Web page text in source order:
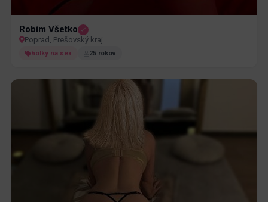
Robím Všetko
Poprad, Prešovský kraj
holky na sex 25 rokov